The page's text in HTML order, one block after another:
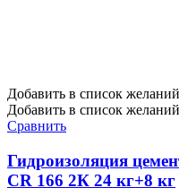
Добавить в список желаний
Добавить в список желаний
Сравнить
Гидроизоляция
CR 166 2К 24 кг+8 кг